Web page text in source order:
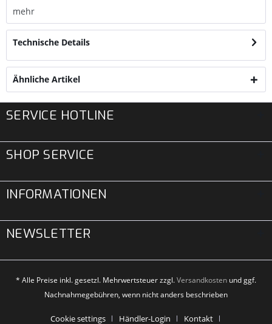
mehr
Technische Details
Ähnliche Artikel
SERVICE HOTLINE
SHOP SERVICE
INFORMATIONEN
NEWSLETTER
* Alle Preise inkl. gesetzl. Mehrwertsteuer zzgl.Versandkosten und ggf.
Nachnahmegebühren, wenn nicht anders beschrieben
Cookie settings Händler-Login Kontakt